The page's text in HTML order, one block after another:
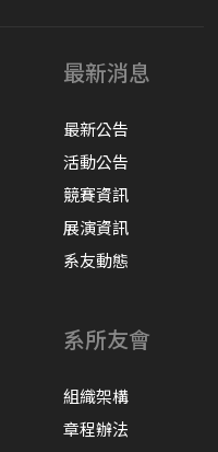
最新消息
最新公告
活動公告
競賽資訊
展演資訊
系友動態
系所友會
組織架構
章程辦法